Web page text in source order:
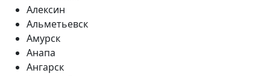
Алексин
Альметьевск
Амурск
Анапа
Ангарск